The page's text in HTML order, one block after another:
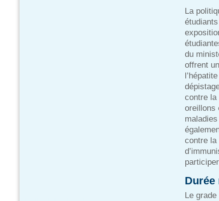
La
du
offrent
contre la
oreillons
contre la
Durée
Le